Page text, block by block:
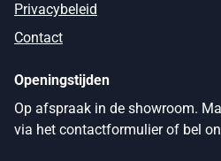
Privacybeleid
Contact
Openingstijden
Op afspraak in de showroom.
via het contactformulier of bel